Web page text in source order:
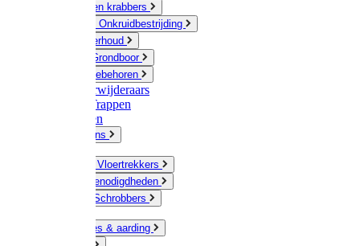
Cultivator en krabbers
Schoffels / Onkruidbestrijding
Gazononderhoud
Hamers / Grondboor
Sledes / toebehoren
Onkruidverwijderaars
Ladders / Trappen
Werkbanken
Betonmolens
Bezems & Vloertrekkers
Schildersbenodigdheden
Borstels / Schrobbers
Accessoires & aarding